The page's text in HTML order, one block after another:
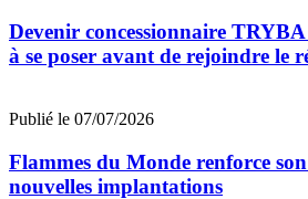
Devenir concessionnaire TRYBA
à se poser avant de rejoindre le
Publié le 07/07/2026
Flammes du Monde renforce
nouvelles implantations